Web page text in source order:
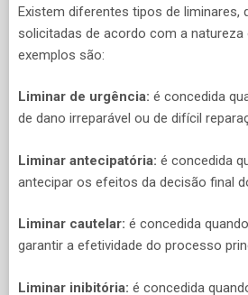
Existem diferentes tipos de liminares,
solicitadas de acordo com a
exemplos são:
Liminar de urgência: é concedida
de dano irreparável ou de difícil
Liminar antecipatória: é concedida
antecipar os efeitos da decisão final
Liminar cautelar: é concedida
garantir a efetividade do processo
Liminar inibitória: é concedida